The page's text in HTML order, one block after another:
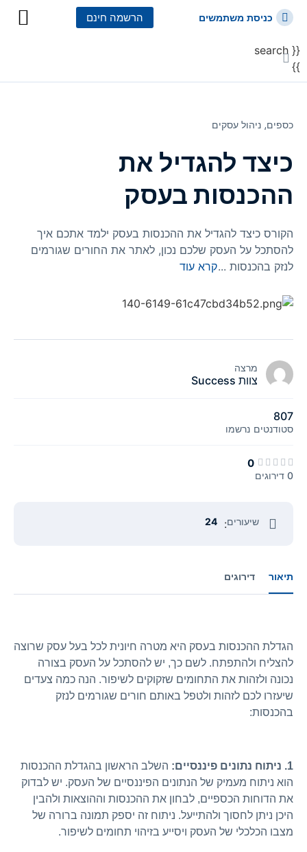
כניסת משתמשים הרשמה חינם
{{ search
}}
כספים⸲ ניהול עסקים
כיצד להגדיל את
ההכנסות בעסק
הקורס כיצד להגדיל את ההכנסות בעסק ילמד אתכם איך
להסתכל על העסק שלכם נכון, לאתר את החורים שגורמים
לנזק בהכנסות ...קרא עוד
מרצה
צוות Success
807
סטודנטים נרשמו
0
0 דירוגים
שיעורים:
24
תיאור דירוגים
הגדלת ההכנסות בעסק היא מטרה חיונית לכל בעל עסק שרוצה
להצליח ולהתפתח. לשם כך, יש להסתכל על העסק בצורה
נכונה ולזהות את התחומים שזקוקים לשיפור. הנה כמה צעדים
שיעזרו לכם לזהות ולטפל באותם חורים שגורמים לנזק
בהכנסות:
1. ניתוח נתונים פיננסיים:
השלב הראשון בהגדלת ההכנסות
הוא ניתוח מעמיק של הנתונים הפיננסיים של העסק. יש לבדוק
את הדוחות הכספיים, לבחון את ההכנסות וההוצאות ולהבין
היכן ניתן לחסוך ולהתייעל. ניתוח זה יספק תמונה ברורה של
מצבו הכלכלי של העסק ויסייע בזיהוי תחומים לשיפור.